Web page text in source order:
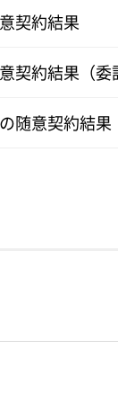
契約結果
契約結果（委
随意契約結果